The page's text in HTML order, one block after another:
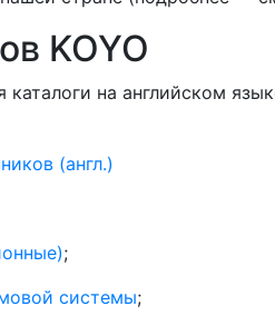
KOYO
на английском
(англ.)
;
системы;